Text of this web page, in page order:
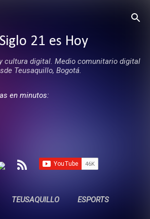
21 es Hoy
cultura digital. Medio comunitario digital
Teusaquillo, Bogotá.
en minutos:
TEUSAQUILLO ESPORTS